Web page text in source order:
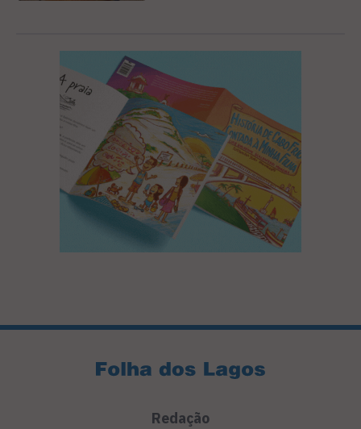
Redação